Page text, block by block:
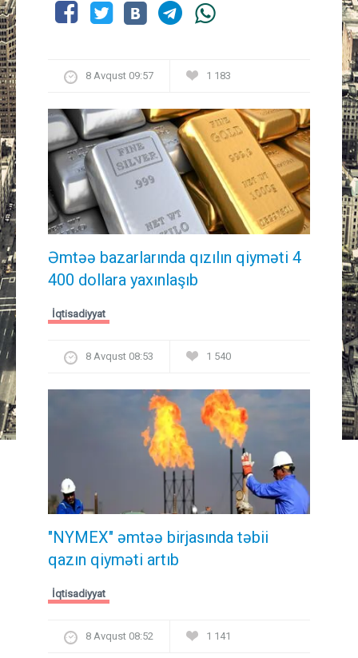
8 Avqust 09:57 1 183
Əmtəə bazarlarında qızılın qiyməti 4
400 dollara yaxınlaşıb
İqtisadiyyat
8 Avqust 08:53 1 540
"NYMEX" əmtəə birjasında təbii
qazın qiyməti artıb
İqtisadiyyat
8 Avqust 08:52 1 141